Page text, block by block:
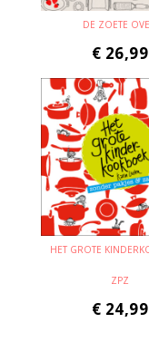
DE ZOETE
€ 26,99
HET GROTE
ZPZ
€ 24,99